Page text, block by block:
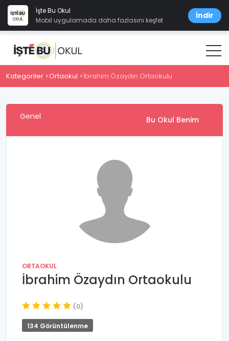
İşte Bu Okul
Mobil uygulamada daha fazlasını keşfet
İndir
Kategoriler Ortaokul İbrahim Özaydın Ortaokulu
Genel Bu Okul Benim
ORTAOKUL
İbrahim Özaydın Ortaokulu
(0)
134 Görüntülenme